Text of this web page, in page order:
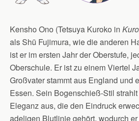
Kensho Ono (Tetsuya Kuroko in
als Shū Fujimura, wie die anderen
ist er im ersten Jahr der Oberstufe,
Oberschule. Er ist zu einem Viertel
Großvater stammt aus England und
Essen. Sein Bogenschieß-Stil
Eleganz aus, die den Eindruck
adeligen Blutlinie gehört, wodurch